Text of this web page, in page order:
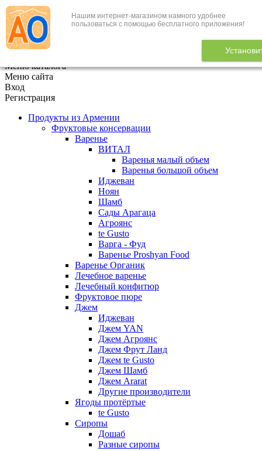
Нашим интернет-магазином намного удобнее
пользоваться с помощью бесплатного приложения!
+7 (495) 646-888-1
В корзине 0
Меню каталога
Меню сайта
Вход
Регистрация
Продукты из Армении
Фруктовые консервации
Варенье
ВИТАЛ
Варенья малый объем
Варенья большой объем
Иджеван
Ноян
Шамб
Сады Арагаца
Агроянс
te Gusto
Варга - Фуд
Варенье Proshyan Food
Варенье Органик
Лечебное варенье
Лечебный конфитюр
Фруктовое пюре
Джем
Иджеван
Джем YAN
Джем Агроянс
Джем Фрут Ланд
Джем te Gusto
Джем Шамб
Джем Ararat
Другие производители
Ягоды протёртые
te Gusto
Сиропы
Дошаб
Разные сиропы